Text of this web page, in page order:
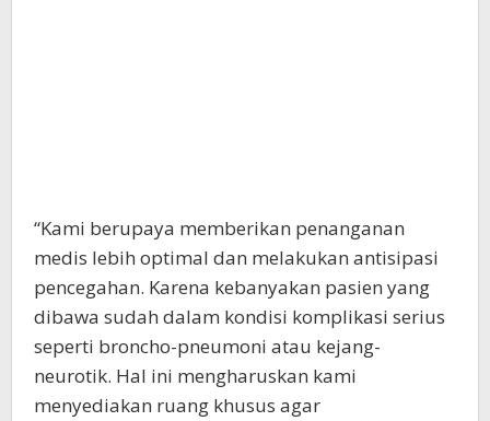
“Kami berupaya memberikan penanganan
medis lebih optimal dan melakukan antisipasi
pencegahan. Karena kebanyakan pasien yang
dibawa sudah dalam kondisi komplikasi serius
seperti broncho-pneumoni atau kejang-
neurotik. Hal ini mengharuskan kami
menyediakan ruang khusus agar